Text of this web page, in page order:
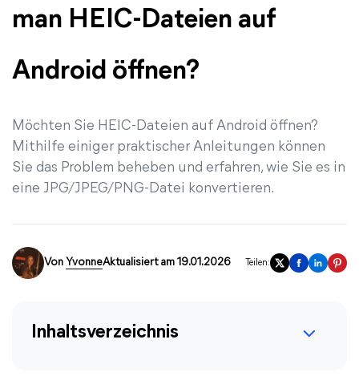
man HEIC-Dateien auf
Android öffnen?
Möchten Sie HEIC-Dateien auf Android öffnen?
Mithilfe einiger praktischer Anleitungen können
Sie das Problem beheben und erfahren, wie Sie es in
eine JPG/JPEG/PNG-Datei konvertieren.
Von YvonneAktualisiert am 19.01.2026 Teilen:
Inhaltsverzeichnis